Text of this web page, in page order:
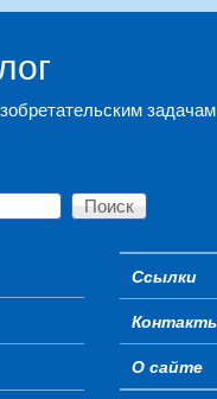
Ссылки
О сайте